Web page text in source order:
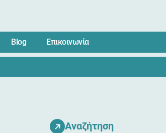
Blog Επικοινωνία
Αναζήτηση